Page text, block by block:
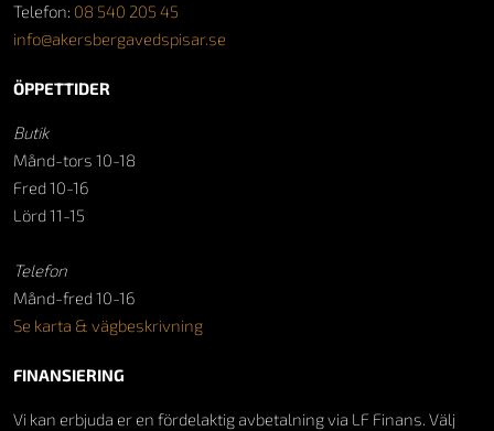
Telefon: 08 540 205 45
info@akersbergavedspisar.se
ÖPPETTIDER
Butik
Månd-tors 10-18
Fred 10-16
Lörd 11-15
Telefon
Månd-fred 10-16
Se karta & vägbeskrivning
FINANSIERING
Vi kan erbjuda er en fördelaktig avbetalning via LF Finans. Välj